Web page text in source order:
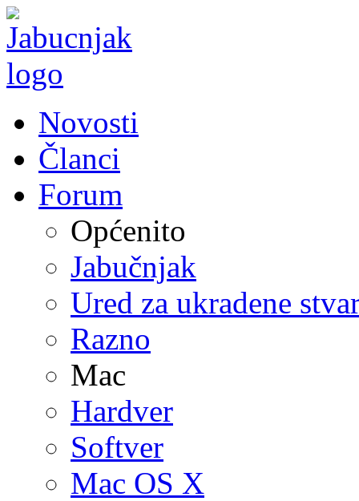
Novosti
Članci
Forum
Općenito
Jabučnjak
Ured za ukradene
Razno
Mac
Hardver
Softver
Mac OS X